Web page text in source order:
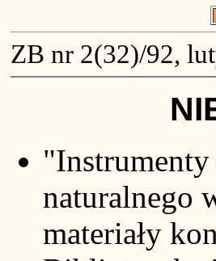
ZB nr 2(32)/92,
naturalnego
materiały